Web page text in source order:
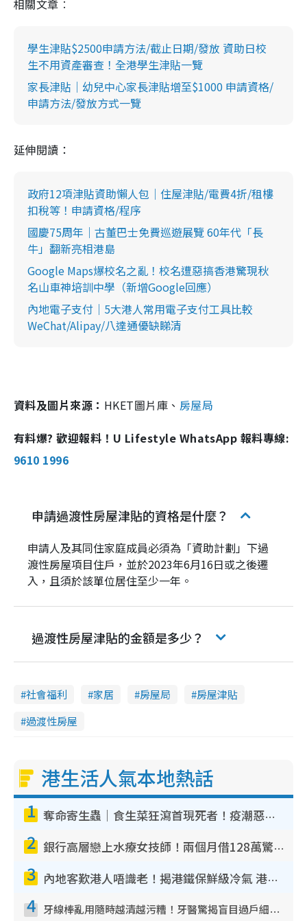
相關文章︰
學生津貼$2500申請方法/截止日期/發放 資助日校
生不用資產審查！全港學生津貼一覽
家長津貼｜幼兒中心家長津貼增至$1000 申請資格/
申請方法/發放方式一覽
延伸閱讀：
政府12項津貼資助懶人包｜住屋津貼/電費4折/租樓
扣稅等！申請資格/程序
國慶75周年｜古董巴士免費巡遊展覽 60年代「長
牛」翻新亮相港島
Google Maps爆校名之亂！校名遭惡搞香港驚現秋
名山車神培訓中學（新增Google回應）
內地電子支付｜5大港人常用電子支付工具比較
WeChat/Alipay/八達通優缺睇清
資料及圖片來源： HKET圖片庫、 房屋局
有料爆? 歡迎報料！U Lifestyle WhatsApp 報料專線:
9610 1996
申請過渡性房屋津貼的資格是什麼？
申請人及其同住家庭成員必須為「資助計劃」下過
渡性房屋項目住戶，並於2023年6月16日或之後遷
入，且須於該單位居住至少一年。
過渡性房屋津貼的金額是多少？
社會福利 家居 房屋局
房屋津貼
過渡性房屋
港生活人氣本地熱話
1 奪命寄生蟲｜食生菜狂瀉首現死者！疫潮惡化錄1.8萬宗病例 揭洗菜3大謬誤
2 銀行高層戀上水療女技師！兩個月借128萬驚覺「沉船」沉落火海 揭背後疑似邪教操控賣淫
3 內地客歎港人唔識老！揭港鐵保鮮級冷氣 港人求放過：咪投訴
4 牙線棒亂用隨時越清越污糟！牙醫驚揭盲目過戶細菌恐致蛀牙：呢種先係日常真保養